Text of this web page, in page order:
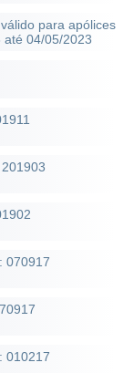
para apólices
04/05/2023
070917
010217